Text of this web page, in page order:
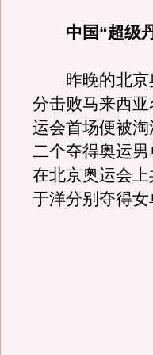
中国“超级
昨晚的北京
分击败马来西
运会首场便被
二个夺得奥运
在北京奥运会
于洋分别夺得女